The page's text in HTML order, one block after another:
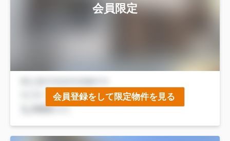
会員限定
会員登録をして限定物件を見る